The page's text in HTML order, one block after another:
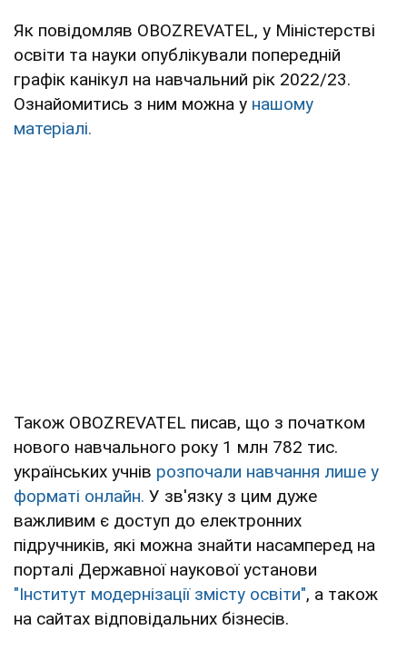
Як повідомляв OBOZREVATEL, у Міністерстві
освіти та науки опублікували попередній
графік канікул на навчальний рік 2022/23.
Ознайомитись з ним можна у нашому
матеріалі.
Також OBOZREVATEL писав, що з початком
нового навчального року 1 млн 782 тис.
українських учнів розпочали навчання лише у
форматі онлайн. У зв'язку з цим дуже
важливим є доступ до електронних
підручників, які можна знайти насамперед на
порталі Державної наукової установи
"Інститут модернізації змісту освіти", а також
на сайтах відповідальних бізнесів.